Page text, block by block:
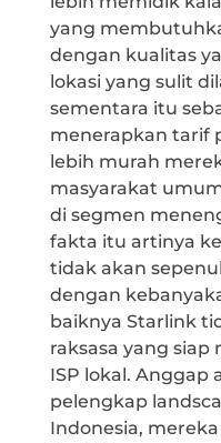
yang
dengan kualitas
lokasi yang sulit
sementara itu
menerapkan tarif
lebih murah
masyarakat
di segmen
fakta itu artinya
tidak akan
dengan
baiknya Starlink
raksasa yang siap
ISP lokal. Anggap
pelengkap
Indonesia,